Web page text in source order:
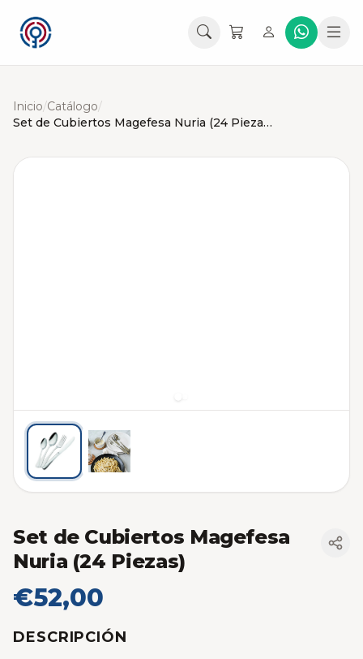
Inicio/Catálogo/
Set de Cubiertos Magefesa Nuria (24 Piezas)
Set de Cubiertos Magefesa
Nuria (24 Piezas)
€52,00
DESCRIPCIÓN